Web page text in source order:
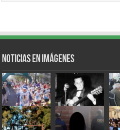
Noticias en Imágenes